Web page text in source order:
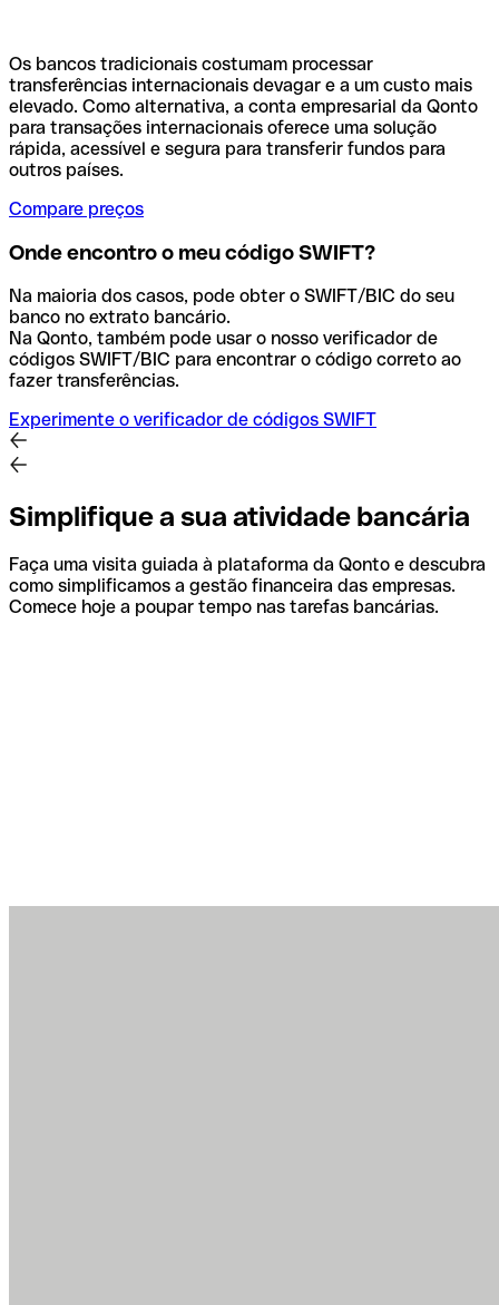
Os bancos tradicionais costumam processar
transferências internacionais devagar e a um custo mais
elevado. Como alternativa, a conta empresarial da Qonto
para transações internacionais oferece uma solução
rápida, acessível e segura para transferir fundos para
outros países.
Compare preços
Onde encontro o meu código SWIFT?
Na maioria dos casos, pode obter o SWIFT/BIC do seu
banco no extrato bancário.
Na Qonto, também pode usar o nosso verificador de
códigos SWIFT/BIC para encontrar o código correto ao
fazer transferências.
Experimente o verificador de códigos SWIFT
Simplifique a sua atividade bancária
Faça uma visita guiada à plataforma da Qonto e descubra
como simplificamos a gestão financeira das empresas.
Comece hoje a poupar tempo nas tarefas bancárias.